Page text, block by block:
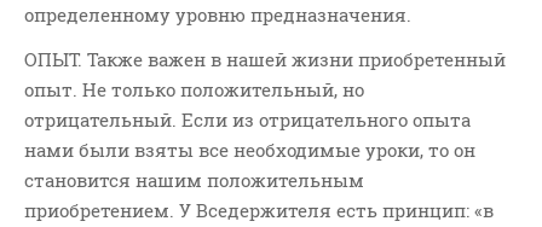
определенному уровню предназначения.
ОПЫТ. Также важен в нашей жизни приобретенный
опыт. Не только положительный, но
отрицательный. Если из отрицательного опыта
нами были взяты все необходимые уроки, то он
становится нашим положительным
приобретением. У Вседержителя есть принцип: «в